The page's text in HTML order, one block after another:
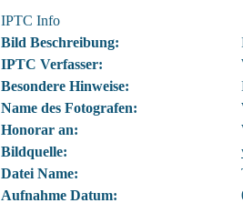
IPTC Info
Bild Beschreibung:
IPTC Verfasser:
Besondere Hinweise:
Name des Fotografen:
Honorar an:
Bildquelle:
Datei Name:
Aufnahme Datum: